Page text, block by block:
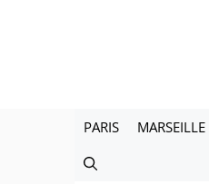
PARIS MARSEILLE